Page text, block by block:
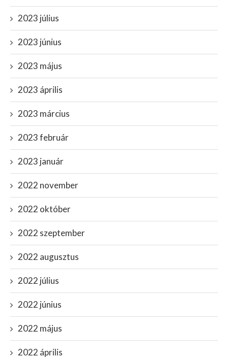
2023 július
2023 június
2023 május
2023 április
2023 március
2023 február
2023 január
2022 november
2022 október
2022 szeptember
2022 augusztus
2022 július
2022 június
2022 május
2022 április